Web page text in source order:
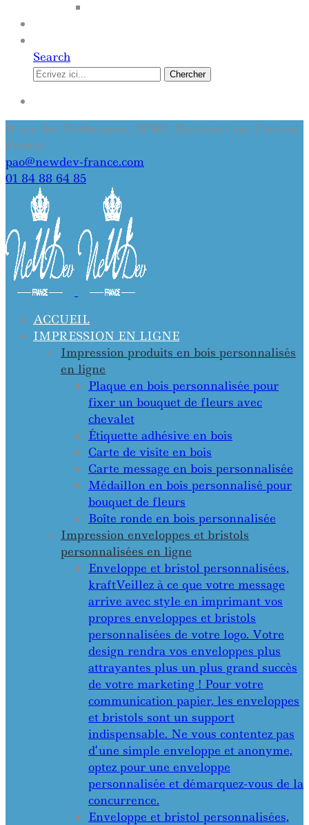
Search
Chercher
11 rue des Brabançons, 19360, Malemort sur Correze,
France
pao@newdev-france.com
01 84 88 64 85
ACCUEIL
IMPRESSION EN LIGNE
Impression produits en bois personnalisés
en ligne
Plaque en bois personnalisée pour
fixer un bouquet de fleurs avec
chevalet
Étiquette adhésive en bois
Carte de visite en bois
Carte message en bois personnalisée
Médaillon en bois personnalisé pour
bouquet de fleurs
Boîte ronde en bois personnalisée
Impression enveloppes et bristols
personnalisées en ligne
Enveloppe et bristol personnalisées,
kraftVeillez à ce que votre message
arrive avec style en imprimant vos
propres enveloppes et bristols
personnalisées de votre logo. Votre
design rendra vos enveloppes plus
attrayantes plus un plus grand succès
de votre marketing ! Pour votre
communication papier, les enveloppes
et bristols sont un support
indispensable. Ne vous contentez pas
d’une simple enveloppe et anonyme,
optez pour une enveloppe
personnalisée et démarquez-vous de la
concurrence.
Enveloppe et bristol personnalisées,